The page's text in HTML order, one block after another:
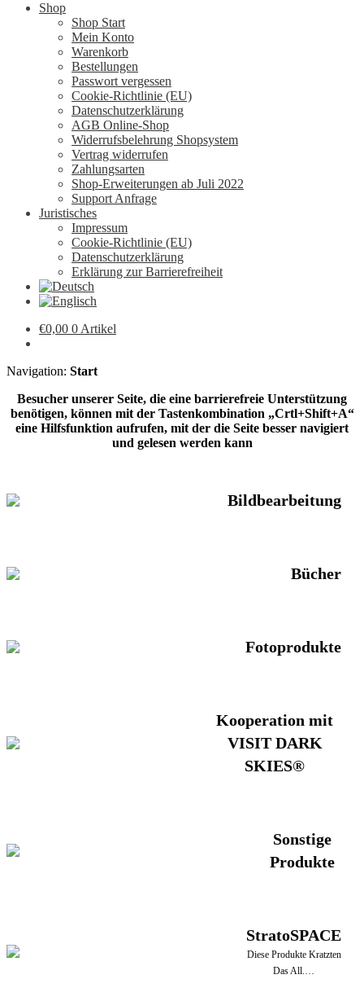
Shop
Shop Start
Mein Konto
Warenkorb
Bestellungen
Passwort vergessen
Cookie-Richtlinie (EU)
Datenschutzerklärung
AGB Online-Shop
Widerrufsbelehrung Shopsystem
Vertrag widerrufen
Zahlungsarten
Shop-Erweiterungen ab Juli 2022
Support Anfrage
Juristisches
Impressum
Cookie-Richtlinie (EU)
Datenschutzerklärung
Erklärung zur Barrierefreiheit
€0,00 0 Artikel
Navigation: Start
Besucher unserer Seite, die eine barrierefreie Unterstützung
benötigen, können mit der Tastenkombination „Crtl+Shift+A“
eine Hilfsfunktion aufrufen, mit der die Seite besser navigiert
und gelesen werden kann
Bildbearbeitung
Bücher
Fotoprodukte
Kooperation mit
VISIT DARK
SKIES®
Sonstige
Produkte
StratoSPACE
Diese Produkte Kratzten
Das All.…